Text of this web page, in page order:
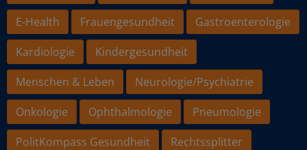
E-Health
Frauengesundheit
Gastroenterologie
Kardiologie
Kindergesundheit
Menschen & Leben
Neurologie/Psychiatrie
Onkologie
Ophthalmologie
Pneumologie
PolitKompass Gesundheit
Rechtssplitter